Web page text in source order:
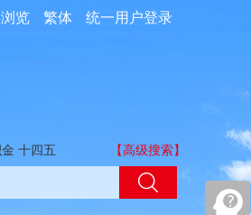
统一用户登录
繁体
览
十四五 【高级搜索】